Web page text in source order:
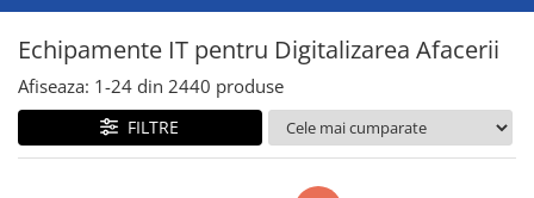
Laptop / Notebook
Notebook Consumer
Accesorii Laptop
Componente Laptop
Echipamente IT pentru Digitalizarea Afacerii
Afiseaza: 1-24 din 2440 produse
FILTRE